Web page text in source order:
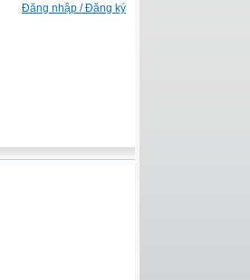
Đăng nhập / Đăng ký